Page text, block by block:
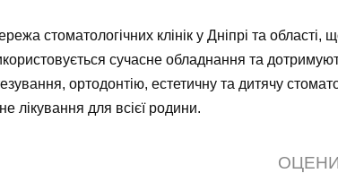
стоматологічних клінік у Дніпрі та області,
сучасне обладнання та
ортодонтію, естетичну та дитячу
лікування для всієї родини.